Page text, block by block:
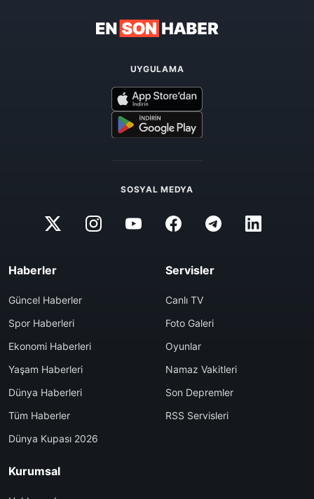
UYGULAMA
SOSYAL MEDYA
Haberler
Güncel Haberler
Spor Haberleri
Ekonomi Haberleri
Yaşam Haberleri
Dünya Haberleri
Tüm Haberler
Dünya Kupası 2026
Servisler
Canlı TV
Foto Galeri
Oyunlar
Namaz Vakitleri
Son Depremler
RSS Servisleri
Kurumsal